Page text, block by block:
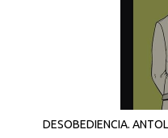
DESOBEDIENCIA.